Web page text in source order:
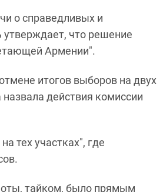
о справедливых и
что решение
Армении".
итогов выборов на двух
действия комиссии
тех участках", где
тайком, было прямым